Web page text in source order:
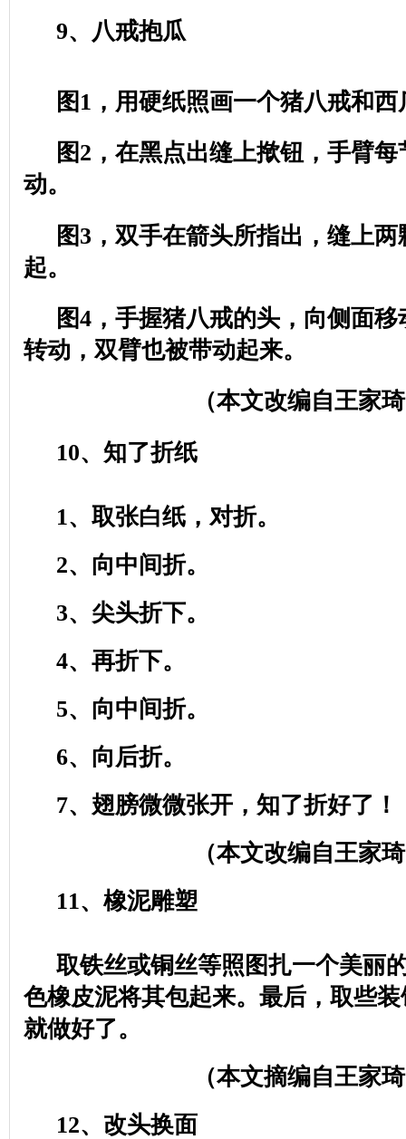
9、八戒抱瓜
图 1 ，用硬纸照画一个猪八戒和
图2 ，在黑点出缝上揿钮，手臂
动。
图3 ，双手在箭头所指出，缝上
起。
图4，手握猪八戒的头，向侧面
转动，双臂也被带动起来。
（本文改编自王家
10、知了折纸
1、取张白纸，对折。
2、向中间折。
3、尖头折下。
4、再折下。
5、向中间折。
6、向后折。
7、翅膀微微张开，知了折好了！
（本文改编自王家
11、橡泥雕塑
取铁丝或铜丝等照图扎一个美丽
色橡皮泥将其包起来。最后，取些
就做好了。
（本文摘编自王家
12、改头换面